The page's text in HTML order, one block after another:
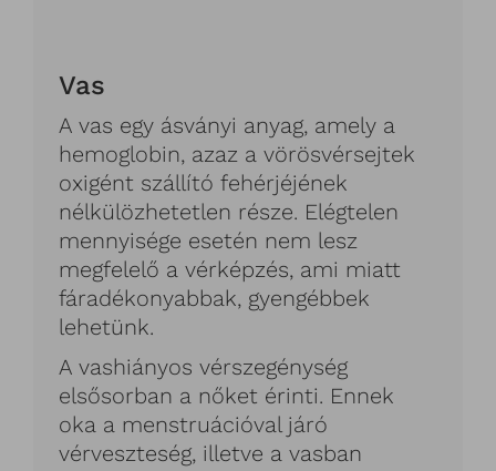
Vas
A vas egy ásványi anyag, amely a
hemoglobin, azaz a vörösvérsejtek
oxigént szállító fehérjéjének
nélkülözhetetlen része. Elégtelen
mennyisége esetén nem lesz
megfelelő a vérképzés, ami miatt
fáradékonyabbak, gyengébbek
lehetünk.
A vashiányos vérszegénység
elsősorban a nőket érinti. Ennek
oka a menstruációval járó
vérveszteség, illetve a vasban